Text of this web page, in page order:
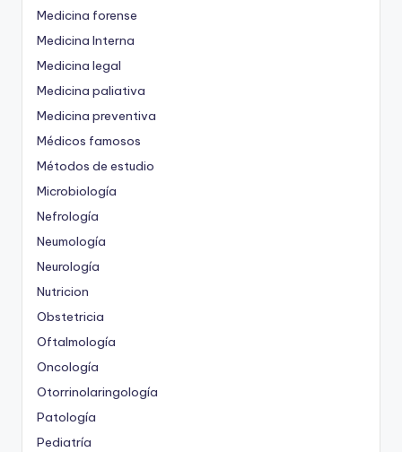
Medicina forense
Medicina Interna
Medicina legal
Medicina paliativa
Medicina preventiva
Médicos famosos
Métodos de estudio
Microbiología
Nefrología
Neumología
Neurología
Nutricion
Obstetricia
Oftalmología
Oncología
Otorrinolaringología
Patología
Pediatría